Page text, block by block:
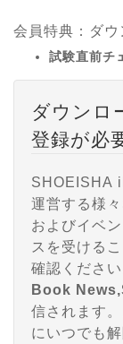
会員特典：ダ
試験直前チ
ダウンロ
登録が必
SHOEISHA
運営する様
およびイベ
確認くださ
Book
信されます
にいつでも